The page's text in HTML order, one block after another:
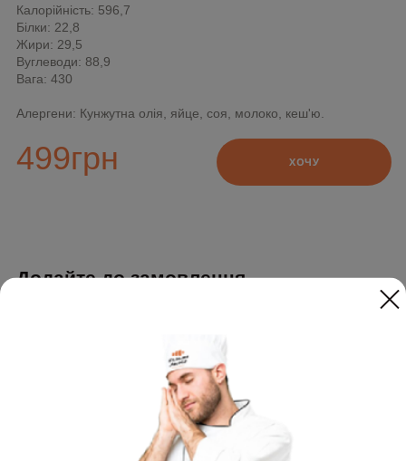
Калорійність: 596,7
Білки: 22,8
Жири: 29,5
Вуглеводи: 88,9
Вага: 430
Алергени: Кунжутна олія, яйце, соя, молоко, кеш'ю.
499грн ХОЧУ
Додайте до замовлення